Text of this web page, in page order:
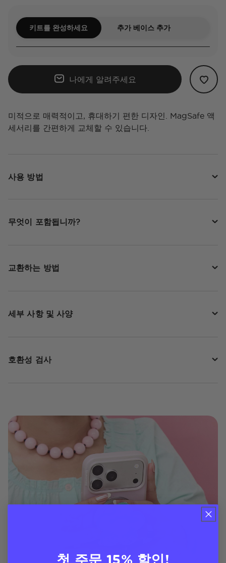
키트를 완성하세요 추가 베이스 추가
나에게 알려주세요
미적으로 매력적이고, 휴대하기 편한 디자인. MagSafe 액
세서리를 간편하게 교체할 수 있습니다.
사용 방법
무엇이 포함됩니까?
교환하는 방법
세부 사항 및 사양
호환성 검사
첫 주문 15% 할인!